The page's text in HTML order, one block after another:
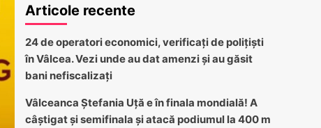
Articole recente
24 de operatori economici, verificați de polițiști
în Vâlcea. Vezi unde au dat amenzi și au găsit
bani nefiscalizați
Vâlceanca Ștefania Uță e în finala mondială! A
câștigat și semifinala și atacă podiumul la 400 m